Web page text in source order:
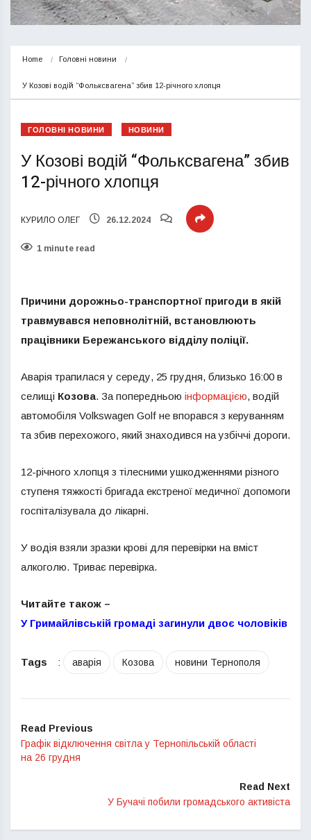
Home Головні новини
У Козові водій “Фольксвагена” збив 12-річного хлопця
ГОЛОВНІ НОВИНИ НОВИНИ
У Козові водій “Фольксвагена” збив
12-річного хлопця
КУРИЛО ОЛЕГ 26.12.2024
1 minute read
Причини дорожньо-транспортної пригоди в якій
травмувався неповнолітній, встановлюють
працівники Бережанського відділу поліції.
Аварія трапилася у середу, 25 грудня, близько 16:00 в
селищі Козова. За попередньою інформацією, водій
автомобіля Volkswagen Golf не впорався з керуванням
та збив перехожого, який знаходився на узбіччі дороги.
12-річного хлопця з тілесними ушкодженнями різного
ступеня тяжкості бригада екстреної медичної допомоги
госпіталізувала до лікарні.
У водія взяли зразки крові для перевірки на вміст
алкоголю. Триває перевірка.
Читайте також –
У Гримайлівській громаді загинули двоє чоловіків
Tags : аварія Козова новини Тернополя
Read Previous
Графік відключення світла у Тернопільській області
на 26 грудня
Read Next
У Бучачі побили громадського активіста